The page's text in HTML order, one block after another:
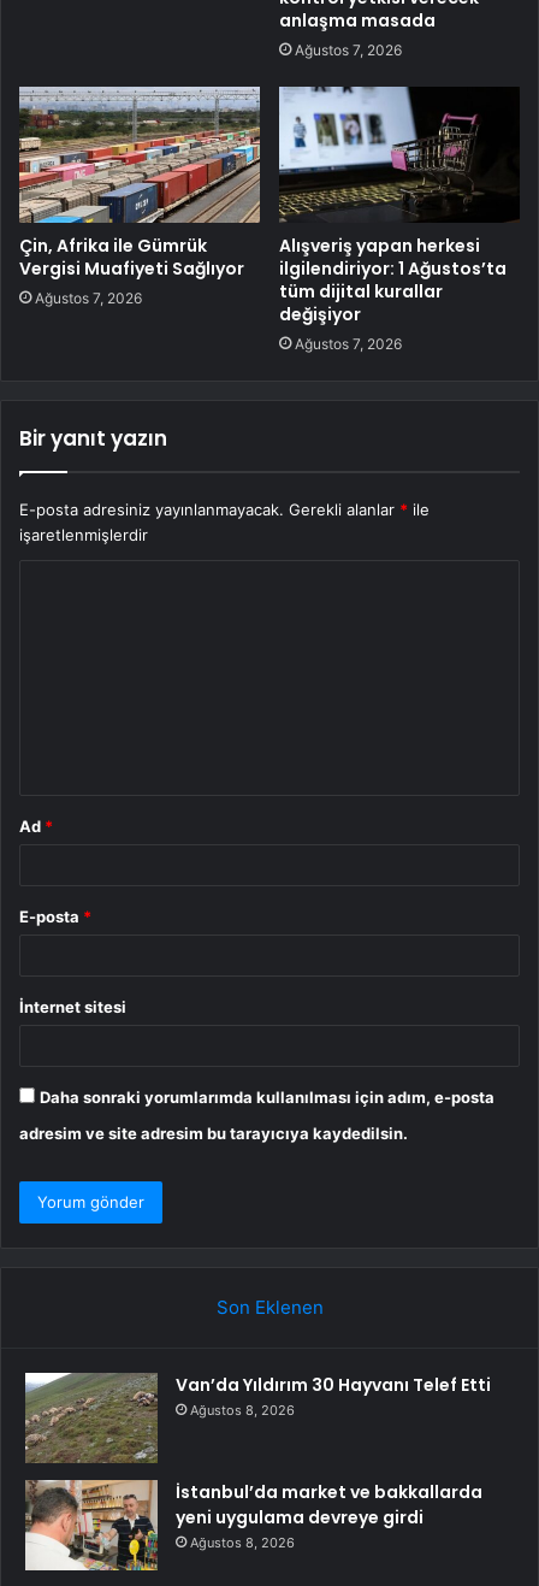
anlaşma masada
Ağustos 7, 2026
Çin, Afrika ile Gümrük
Vergisi Muafiyeti Sağlıyor
Ağustos 7, 2026
Alışveriş yapan herkesi
ilgilendiriyor: 1 Ağustos’ta
tüm dijital kurallar
değişiyor
Ağustos 7, 2026
Bir yanıt yazın
E-posta adresiniz yayınlanmayacak. Gerekli alanlar * ile
işaretlenmişlerdir
Ad *
E-posta *
İnternet sitesi
Daha sonraki yorumlarımda kullanılması için adım, e-posta
adresim ve site adresim bu tarayıcıya kaydedilsin.
Son Eklenen
Van’da Yıldırım 30 Hayvanı Telef Etti
Ağustos 8, 2026
İstanbul’da market ve bakkallarda
yeni uygulama devreye girdi
Ağustos 8, 2026